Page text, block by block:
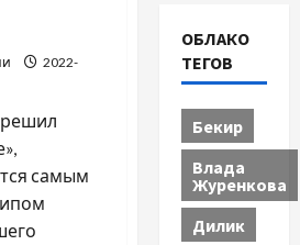
2022-
самым
ОБЛАКО
ТЕГОВ
Бекир
Влада
Журенкова
Дилик